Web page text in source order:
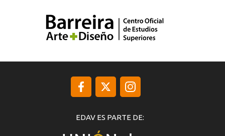
EDAV ES PARTE DE: